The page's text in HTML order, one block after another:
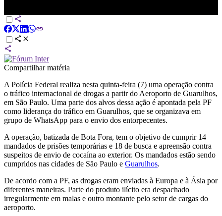
Compartilhar matéria
A Polícia Federal realiza nesta quinta-feira (7) uma operação contra
o tráfico internacional de drogas a partir do Aeroporto de Guarulhos,
em São Paulo. Uma parte dos alvos dessa ação é apontada pela PF
como liderança do tráfico em Guarulhos, que se organizava em
grupo de WhatsApp para o envio dos entorpecentes.
A operação, batizada de Bota Fora, tem o objetivo de cumprir 14
mandados de prisões temporárias e 18 de busca e apreensão contra
suspeitos de envio de cocaína ao exterior. Os mandados estão sendo
cumpridos nas cidades de São Paulo e Guarulhos.
De acordo com a PF, as drogas eram enviadas à Europa e à Ásia por
diferentes maneiras. Parte do produto ilícito era despachado
irregularmente em malas e outro montante pelo setor de cargas do
aeroporto.